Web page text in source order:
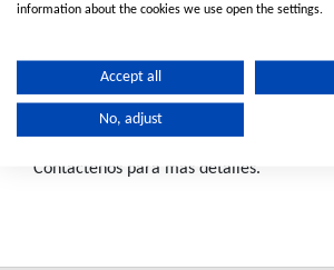
Caja: ● Caja pequeña (tamaño medio)
NPT: ▲ Disponible con roscas NPT.
MOQ: ■ Cantidad mínima de pedido
Contáctenos para más detalles.
information about the cookies we use open the settings.
Accept all
No, adjust